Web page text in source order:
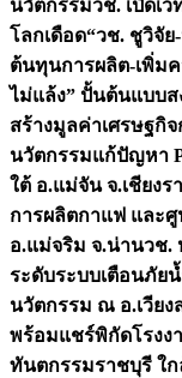
นวัตกรรมวช. เปิดเ
โลกเดือด“วช. ชูวิจัย
ต้นทุนการผลิต-เพิ่ม
ไม่แล้ง” ปั้นต้นแบบส
สร้างมูลค่าเศรษฐกิ
นวัตกรรมแก้ปัญหา
ใต้ อ.แม่จัน จ.เชียงร
การผลิตกาแฟ และ
อ.แม่จริม จ.น่านวช.
ระดับระบบเตือนภั
นวัตกรรม ณ อ.เวียง
พร้อมแชร์พิกัดโรงง
ทันตกรรมราชบุรี ใ